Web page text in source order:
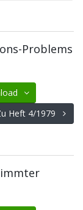
Problems
Heft 4/1979